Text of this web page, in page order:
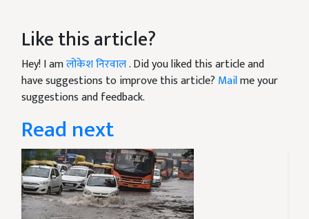
Like this article?
Hey! I amलोकेश निरवाल. Did you liked this article and
have suggestions to improve this article? Mailme your
suggestions and feedback.
Read next